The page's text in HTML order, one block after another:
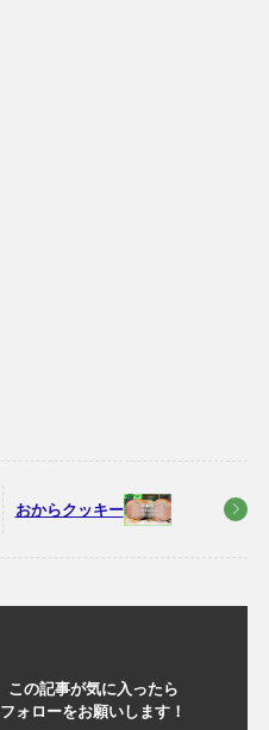
おからクッキー
この記事が気に入ったら
フォローをお願いします！